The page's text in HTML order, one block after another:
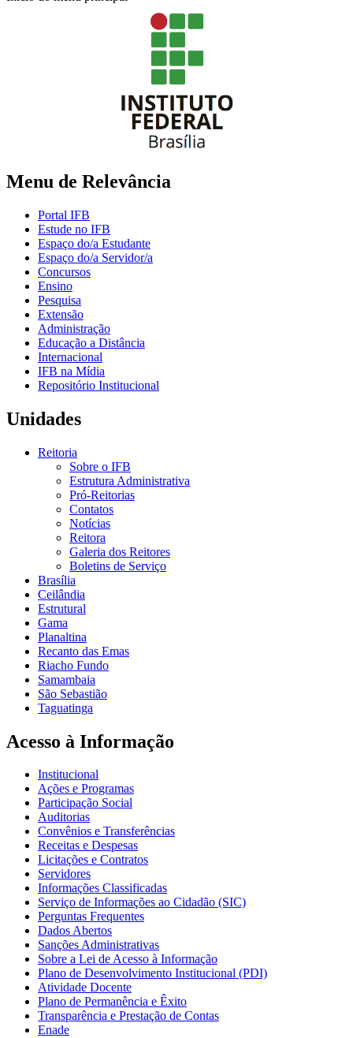
Menu de Relevância
Portal IFB
Estude no IFB
Espaço do/a Estudante
Espaço do/a Servidor/a
Concursos
Ensino
Pesquisa
Extensão
Administração
Educação a Distância
Internacional
IFB na Mídia
Repositório Institucional
Unidades
Reitoria
Sobre o IFB
Estrutura Administrativa
Pró-Reitorias
Contatos
Notícias
Reitora
Galeria dos Reitores
Boletins de Serviço
Brasília
Ceilândia
Estrutural
Gama
Planaltina
Recanto das Emas
Riacho Fundo
Samambaia
São Sebastião
Taguatinga
Acesso à Informação
Institucional
Ações e Programas
Participação Social
Auditorias
Convênios e Transferências
Receitas e Despesas
Licitações e Contratos
Servidores
Informações Classificadas
Serviço de Informações ao Cidadão (SIC)
Perguntas Frequentes
Dados Abertos
Sanções Administrativas
Sobre a Lei de Acesso à Informação
Plano de Desenvolvimento Institucional (PDI)
Atividade Docente
Plano de Permanência e Êxito
Transparência e Prestação de Contas
Enade